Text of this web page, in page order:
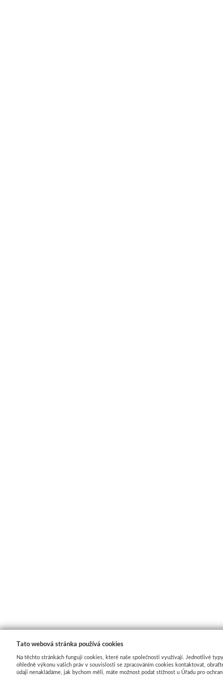
Tato webová stránka používá cookies
Na těchto stránkách fungují cookies, které naše společnosti využívají. Jednotlivé
ohledně výkonu vašich práv v souvislosti se zpracováním cookies kontaktovat,
údaji nenakládáme, jak bychom měli, máte možnost podat stížnost u Úřadu pro